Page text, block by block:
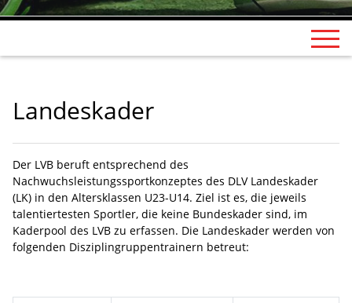
Landeskader
Der LVB beruft entsprechend des
Nachwuchsleistungssportkonzeptes des DLV Landeskader
(LK) in den Altersklassen U23-U14. Ziel ist es, die jeweils
talentiertesten Sportler, die keine Bundeskader sind, im
Kaderpool des LVB zu erfassen. Die Landeskader werden von
folgenden Disziplingruppentrainern betreut: